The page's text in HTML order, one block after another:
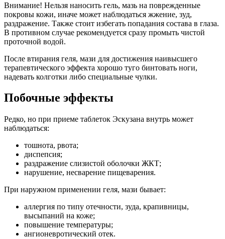
Внимание! Нельзя наносить гель, мазь на поврежденные
покровы кожи, иначе может наблюдаться жжение, зуд,
раздражение. Также стоит избегать попадания состава в глаза.
В противном случае рекомендуется сразу промыть чистой
проточной водой.
После втирания геля, мази для достижения наивысшего
терапевтического эффекта хорошо туго бинтовать ноги,
надевать колготки либо специальные чулки.
Побочные эффекты
Редко, но при приеме таблеток Эскузана внутрь может
наблюдаться:
тошнота, рвота;
диспепсия;
раздражение слизистой оболочки ЖКТ;
нарушение, несварение пищеварения.
При наружном применении геля, мази бывает:
аллергия по типу отечности, зуда, крапивницы,
высыпаний на коже;
повышение температуры;
ангионевротический отек.